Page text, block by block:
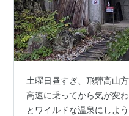
土曜日昼すぎ、飛騨高山
高速に乗ってから気が変
とワイルドな温泉にしよ